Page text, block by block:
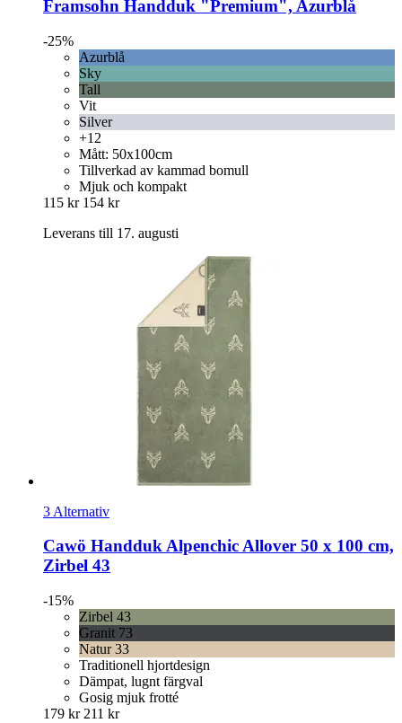
Framsohn Handduk "Premium", Azurblå
-25%
Azurblå
Sky
Tall
Vit
Silver
+12
Mått: 50x100cm
Tillverkad av kammad bomull
Mjuk och kompakt
115 kr 154 kr
Leverans till 17. augusti
3 Alternativ
Cawö Handduk Alpenchic Allover 50 x 100 cm,
Zirbel 43
-15%
Zirbel 43
Granit 73
Natur 33
Traditionell hjortdesign
Dämpat, lugnt färgval
Gosig mjuk frotté
179 kr 211 kr